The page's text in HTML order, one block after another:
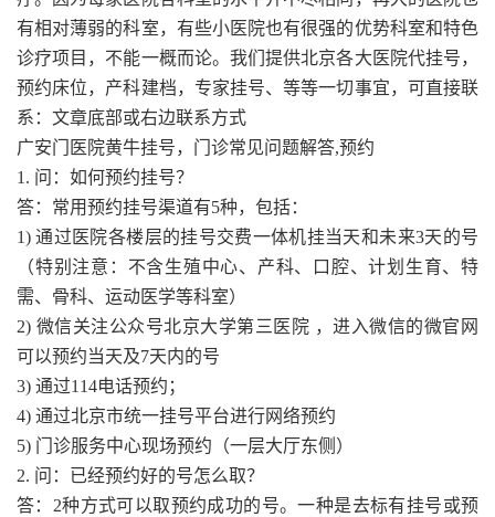
有相对薄弱的科室，有些小医院也有很强的优势科室和特色
诊疗项目，不能一概而论。我们提供北京各大医院代挂号，
预约床位，产科建档，专家挂号、等等一切事宜，可直接联
系：文章底部或右边联系方式
广安门医院黄牛挂号，门诊常见问题解答,预约
1. 问：如何预约挂号？
答：常用预约挂号渠道有5种，包括：
1) 通过医院各楼层的挂号交费一体机挂当天和未来3天的号
（特别注意：不含生殖中心、产科、口腔、计划生育、特
需、骨科、运动医学等科室）
2) 微信关注公众号北京大学第三医院 ，进入微信的微官网
可以预约当天及7天内的号
3) 通过114电话预约；
4) 通过北京市统一挂号平台进行网络预约
5) 门诊服务中心现场预约（一层大厅东侧）
2. 问：已经预约好的号怎么取？
答：2种方式可以取预约成功的号。一种是去标有挂号或预